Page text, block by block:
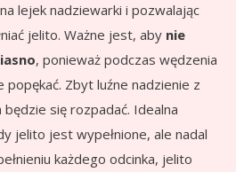
lejek nadziewarki i pozwalając
jelito. Ważne jest, aby nie
, ponieważ podczas wędzenia
popękać. Zbyt luźne nadzienie z
będzie się rozpadać. Idealna
jelito jest wypełnione, ale nadal
każdego odcinka, jelito